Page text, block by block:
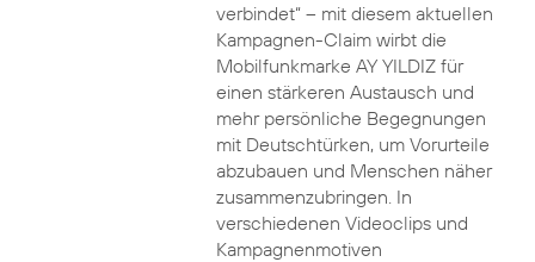
verbindet“ – mit diesem aktuellen
Kampagnen-Claim wirbt die
Mobilfunkmarke AY YILDIZ für
einen stärkeren Austausch und
mehr persönliche Begegnungen
mit Deutschtürken, um Vorurteile
abzubauen und Menschen näher
zusammenzubringen. In
verschiedenen Videoclips und
Kampagnenmotiven